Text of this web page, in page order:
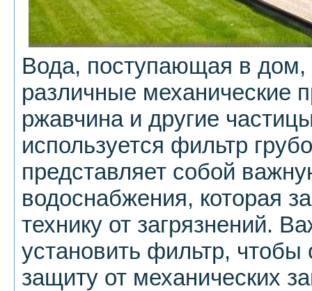
Вода, поступающая в дом,
различные механические
ржавчина и другие
используется фильтр
представляет собой
водоснабжения, которая
технику от загрязнений.
установить фильтр, чтобы
защиту от механических